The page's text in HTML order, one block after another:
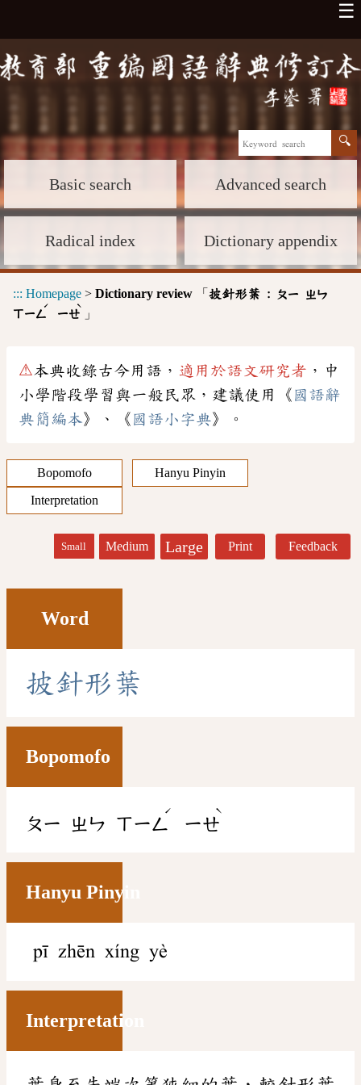
☰
Basic search Advanced search
Radical index Dictionary appendix
::: Homepage > Dictionary review 「 披針形葉 : ㄆㄧ
ㄓㄣ
ㄒㄧㄥ
ˊ
ㄧㄝ
ˋ
」
⚠本典收錄古今用語， 適用於語文研究者 ，中
小學階段學習與一般民眾，建議使用《 國語辭
典簡編本》、《 國語小字典》。
Bopomofo
Hanyu Pinyin
Interpretation
Small Medium Large Print Feedback
Word
披針形葉
Bopomofo
ㄆㄧ ㄓㄣ ㄒㄧㄥ
ˊ
ㄧㄝ
ˋ
Hanyu Pinyin
pī zhēn xíng yè
Interpretation